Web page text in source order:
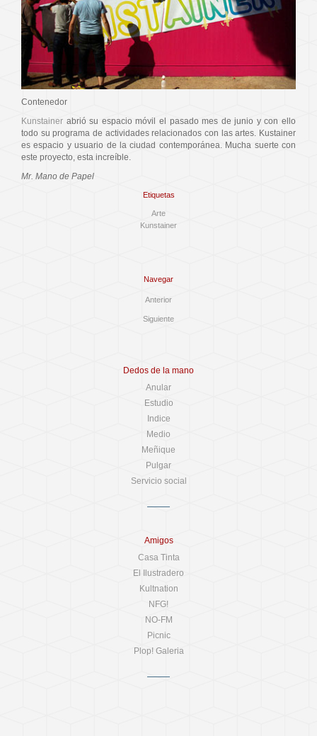
Contenedor
Kunstainer abrió su espacio móvil el pasado mes de junio y con ello
todo su programa de actividades relacionados con las artes. Kustainer
es espacio y usuario de la ciudad contemporánea. Mucha suerte con
este proyecto, esta increíble.
Mr. Mano de Papel
Etiquetas
Arte
Kunstainer
Navegar
Anterior
Siguiente
Dedos de la mano
Anular
Estudio
Indice
Medio
Meñique
Pulgar
Servicio social
Amigos
Casa Tinta
El Ilustradero
Kultnation
NFG!
NO-FM
Picnic
Plop! Galeria